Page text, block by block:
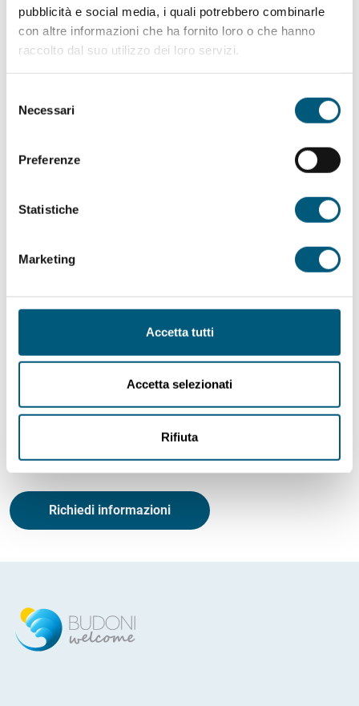
pubblicità e social media, i quali potrebbero combinarle
con altre informazioni che ha fornito loro o che hanno
raccolto dal suo utilizzo dei loro servizi.
delNecessari
Preferenze
Statistiche
Marketing
Accetta tutti
Accetta selezionati
Rifiuta
coinvolgente della nostra filosofia produttiva
Dove : Località Li Scapizzati San Teodoro,
Orari vigna : Aperto dal lunedì al sabato dalle
Per info e prenotazioni contattaci +39 335
665 0552info@tenutateodoro.it
Ampio parcheggio interno
Richiedi informazioni